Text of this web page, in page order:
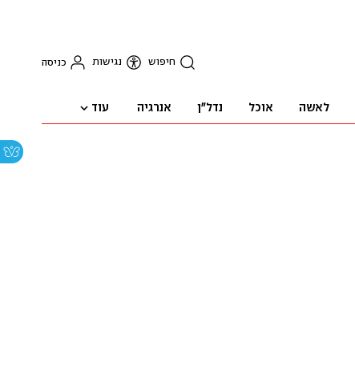
חיפוש נגישות כניסה
לאשה אוכל נדל"ן אנרגיה עוד